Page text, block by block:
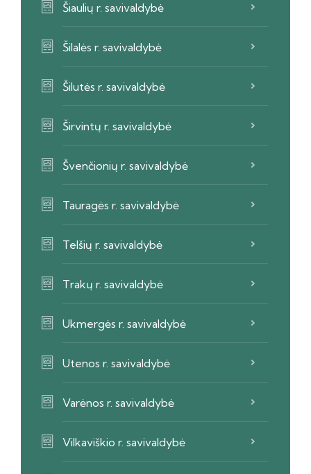
Šiaulių r. savivaldybė
Šilalės r. savivaldybė
Šilutės r. savivaldybė
Širvintų r. savivaldybė
Švenčionių r. savivaldybė
Tauragės r. savivaldybė
Telšių r. savivaldybė
Trakų r. savivaldybė
Ukmergės r. savivaldybė
Utenos r. savivaldybė
Varėnos r. savivaldybė
Vilkaviškio r. savivaldybė